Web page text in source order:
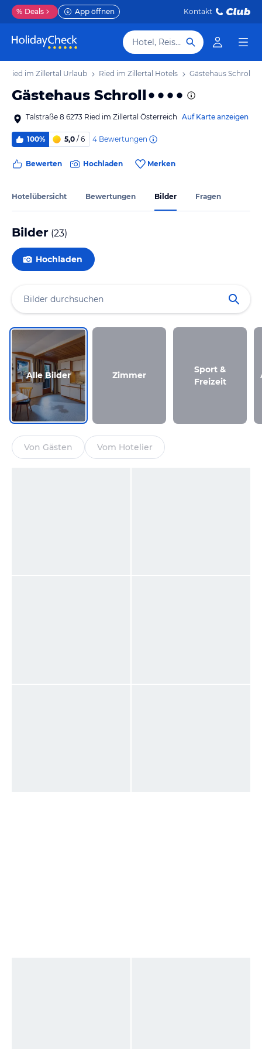
% Deals App öffnen Kontakt
Hotel, Reiseziel
Ried im Zillertal Urlaub Ried im Zillertal Hotels Gästehaus Schroll
Gästehaus Schroll
Talstraße 8 6273 Ried im Zillertal Österreich Auf Karte anzeigen
100% 5,0 / 6 4 Bewertungen
Bewerten Hochladen Merken
Hotelübersicht Bewertungen Bilder Fragen
Bilder (23)
Hochladen
Alle Bilder Zimmer
Sport &
Freizeit
Von Gästen Vom Hotelier